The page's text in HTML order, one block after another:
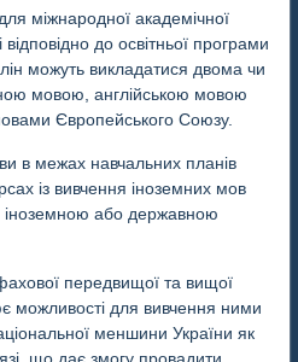
міжнародної академічної
відповідно до освітньої програми
можуть викладатися двома чи
мовою, англійською мовою
Європейського Союзу.
в межах навчальних планів
із вивчення іноземних мов
іноземною або державною
передвищої та вищої
можливості для вивчення ними
меншини України як